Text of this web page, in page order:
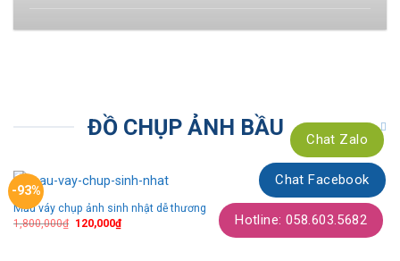
ĐỒ CHỤP ẢNH BẦU
-93%
Thêm
theo
dõi
Mẫu váy chụp ảnh sinh nhật dễ thương
1,800,000₫ 120,000₫
Chat Zalo
Chat Facebook
Hotline: 058.603.5682